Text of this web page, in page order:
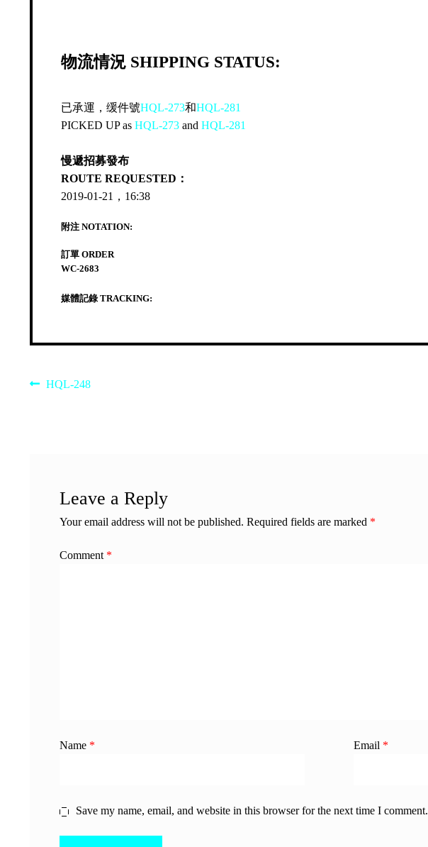
物流情況 SHIPPING STATUS:
已承運，缓件號HQL-273和HQL-281
PICKED UP as HQL-273and HQL-281
慢遞招募發布
ROUTE REQUESTED：
2019-01-21，16:38
附注 NOTATION:
訂單 ORDER
WC-2683
媒體記錄 TRACKING:
Post
Previous
HQL-248
Leave a Reply
Your email address will not be published. Required fields are marked *
Comment *
Name * Email *
Save my name, email, and website in this browser for the next time I comment.